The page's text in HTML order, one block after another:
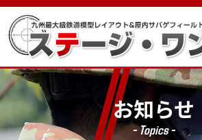
お知らせ
- Topics -